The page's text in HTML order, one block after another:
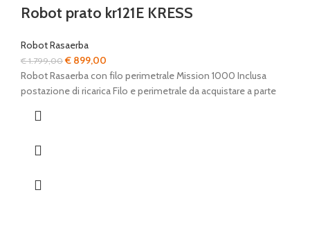
Robot prato kr121E KRESS
Robot Rasaerba
€1.799,00Il
prezzo
originale
€ 899,00
prezzo
attuale
Robot Rasaerba con filo perimetrale Mission 1000 Inclusa
postazione di ricarica Filo e perimetrale da acquistare a parte